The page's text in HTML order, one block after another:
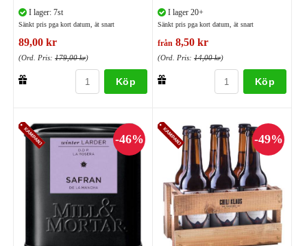
I lager: 7st
Sänkt pris pga kort datum, ät snart
89,00 kr
(Ord. Pris: 179,00 kr)
Köp
I lager 20+
Sänkt pris pga kort datum, ät snart
från 8,50 kr
(Ord. Pris: 14,00 kr)
Köp